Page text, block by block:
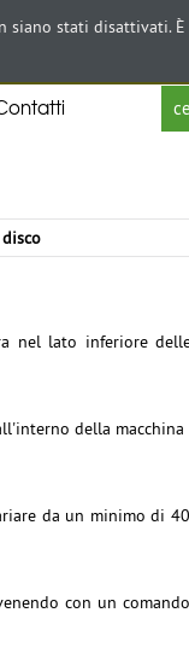
Select
nel lato inferiore
della macchina
da un minimo di
con un
siano stati disattivati.